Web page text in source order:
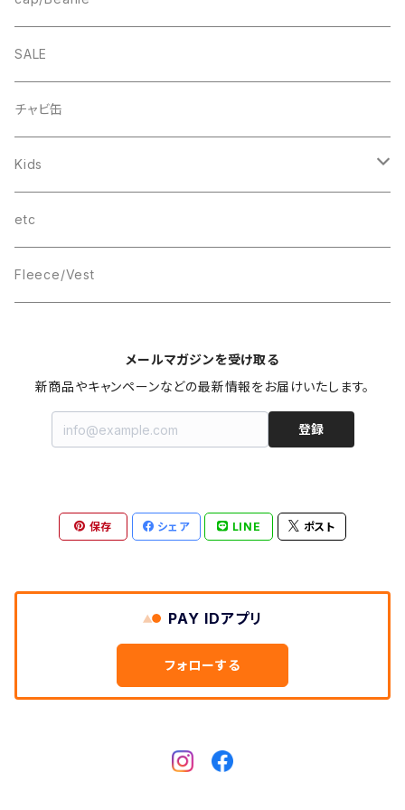
FB CAP
bee(r)
Smile
THINGS
wave
Box Logo
Box Logo
Box Logo
“C”
Wappen Beanie
SALE
チャビ缶
Kids
T-SHIRT
etc
Fleece/Vest
メールマガジンを受け取る
新商品やキャンペーンなどの最新情報をお届けいたします。
登録
保存 シェア LINE ポスト
PAY IDアプリ
フォローする